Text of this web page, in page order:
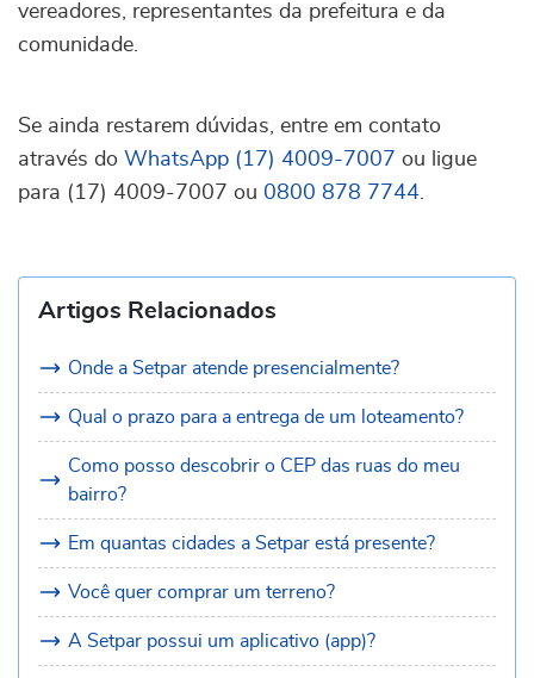
vereadores, representantes da prefeitura e da
comunidade.
Se ainda restarem dúvidas, entre em contato
através do WhatsApp (17) 4009-7007 ou ligue
para (17) 4009-7007 ou 0800 878 7744.
Artigos Relacionados
Onde a Setpar atende presencialmente?
Qual o prazo para a entrega de um loteamento?
Como posso descobrir o CEP das ruas do meu
bairro?
Em quantas cidades a Setpar está presente?
Você quer comprar um terreno?
A Setpar possui um aplicativo (app)?